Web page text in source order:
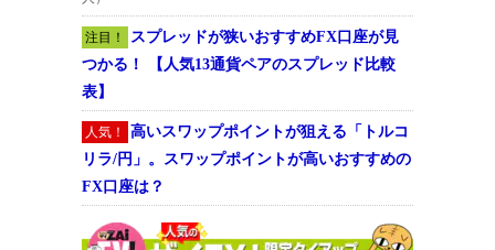
注目！
スプレッドが狭いおすすめFX口座が見
つかる！ 【人気13通貨ペアのスプレッド比較
表】
人気！
高いスワップポイントが狙える「トルコ
リラ/円」。スワップポイントが高いおすすめの
FX口座は？